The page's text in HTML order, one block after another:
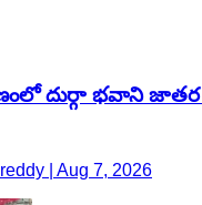
దుర్గా భవాని
| Aug 7, 2026